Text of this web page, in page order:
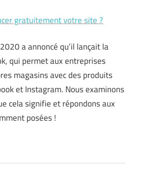
gratuitement votre site ?
a annoncé qu’il lançait la
qui permet aux entreprises
magasins avec des produits
et Instagram. Nous examinons
cela signifie et répondons aux
posées !